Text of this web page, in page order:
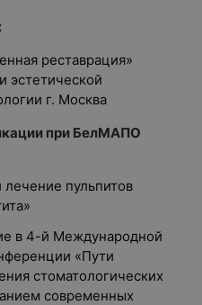
реставрация»
эстетической
г. Москва
при БелМАПО
пульпитов
в 4-й Международной
«Пути
стоматологических
современных